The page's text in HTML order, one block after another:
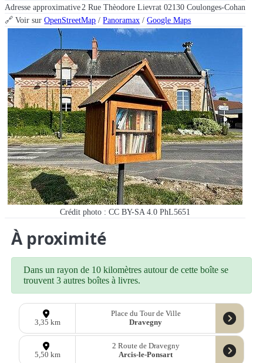
Adresse approximative2 Rue Thèodore Lievrat 02130 Coulonges-Cohan
🔗 Voir surOpenStreetMap /Panoramax /Google Maps
Crédit photo : CC BY-SA 4.0 PhL5651
À proximité
Dans un rayon de 10 kilomètres autour de cette boîte se
trouvent 3 autres boîtes à livres.
3,35 km
Place du Tour de Ville
Dravegny
5,50 km
2 Route de Dravegny
Arcis-le-Ponsart